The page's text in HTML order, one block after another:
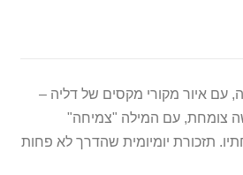
עם איור מקורי מקסים של דליה –
צומחת, עם המילה "צמיחה"
תזכורת יומיומית שהדרך לא פחות